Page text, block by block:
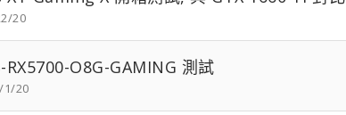
20
RX5700-O8G-GAMING 測試
1/20